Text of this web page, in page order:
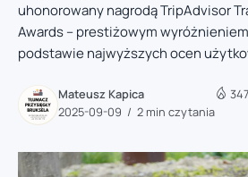
uhonorowany nagrodą TripAdvisor
Awards – prestiżowym
podstawie najwyższych ocen
Mateusz Kapica
2025-09-09
2 min czytania
347